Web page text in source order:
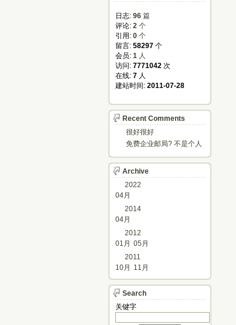
日志: 96 篇
评论: 2 个
引用: 0 个
留言: 58297 个
会员: 1 人
访问: 7771042 次
在线: 7 人
建站时间: 2011-07-28
Recent Comments
很好很好
免费企业邮局? 不是个人
Archive
2022
04月
2014
04月
2012
01月 05月
2011
10月
11月
Search
关键字